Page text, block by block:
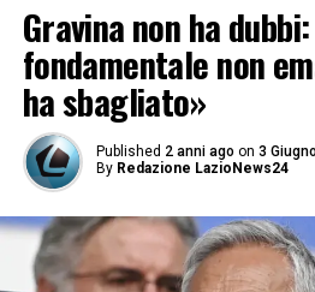
Gravina non ha
fondamentale non
ha sbagliato»
Published 2 anni ago on 3
By Redazione LazioNews24